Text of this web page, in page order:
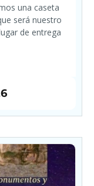
una caseta
será nuestro
de entrega